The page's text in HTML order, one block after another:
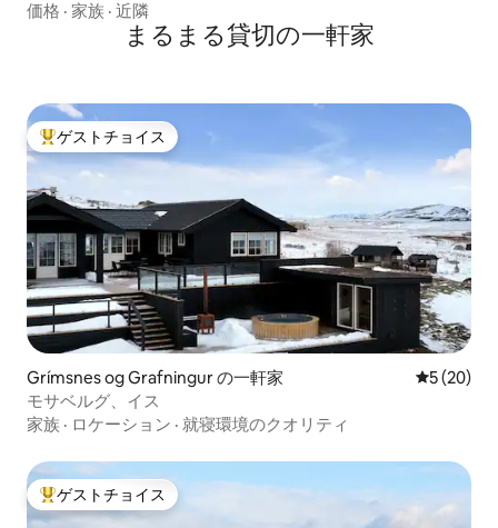
価格 · 家族 · 近隣
まるまる貸切の一軒家
大好評のゲストチョイスです。
ゲストチョイス
Grímsnes og Grafningur の一軒家 レビュー
5 (20)
モサベルグ、イス
家族 · ロケーション · 就寝環境のクオリティ
大好評のゲストチョイスです。
ゲストチョイス